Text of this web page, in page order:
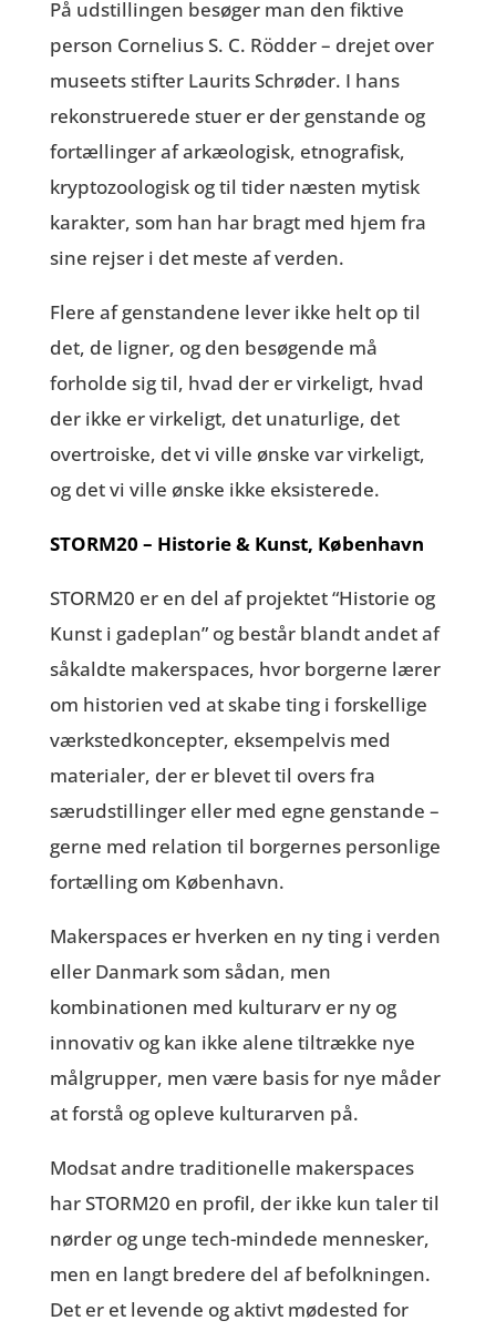
På udstillingen besøger man den fiktive
person Cornelius S. C. Rödder – drejet over
museets stifter Laurits Schrøder. I hans
rekonstruerede stuer er der genstande og
fortællinger af arkæologisk, etnografisk,
kryptozoologisk og til tider næsten mytisk
karakter, som han har bragt med hjem fra
sine rejser i det meste af verden.
Flere af genstandene lever ikke helt op til
det, de ligner, og den besøgende må
forholde sig til, hvad der er virkeligt, hvad
der ikke er virkeligt, det unaturlige, det
overtroiske, det vi ville ønske var virkeligt,
og det vi ville ønske ikke eksisterede.
STORM20 – Historie & Kunst, København
STORM20 er en del af projektet “Historie og
Kunst i gadeplan” og består blandt andet af
såkaldte makerspaces, hvor borgerne lærer
om historien ved at skabe ting i forskellige
værkstedkoncepter, eksempelvis med
materialer, der er blevet til overs fra
særudstillinger eller med egne genstande –
gerne med relation til borgernes personlige
fortælling om København.
Makerspaces er hverken en ny ting i verden
eller Danmark som sådan, men
kombinationen med kulturarv er ny og
innovativ og kan ikke alene tiltrække nye
målgrupper, men være basis for nye måder
at forstå og opleve kulturarven på.
Modsat andre traditionelle makerspaces
har STORM20 en profil, der ikke kun taler til
nørder og unge tech-mindede mennesker,
men en langt bredere del af befolkningen.
Det er et levende og aktivt mødested for